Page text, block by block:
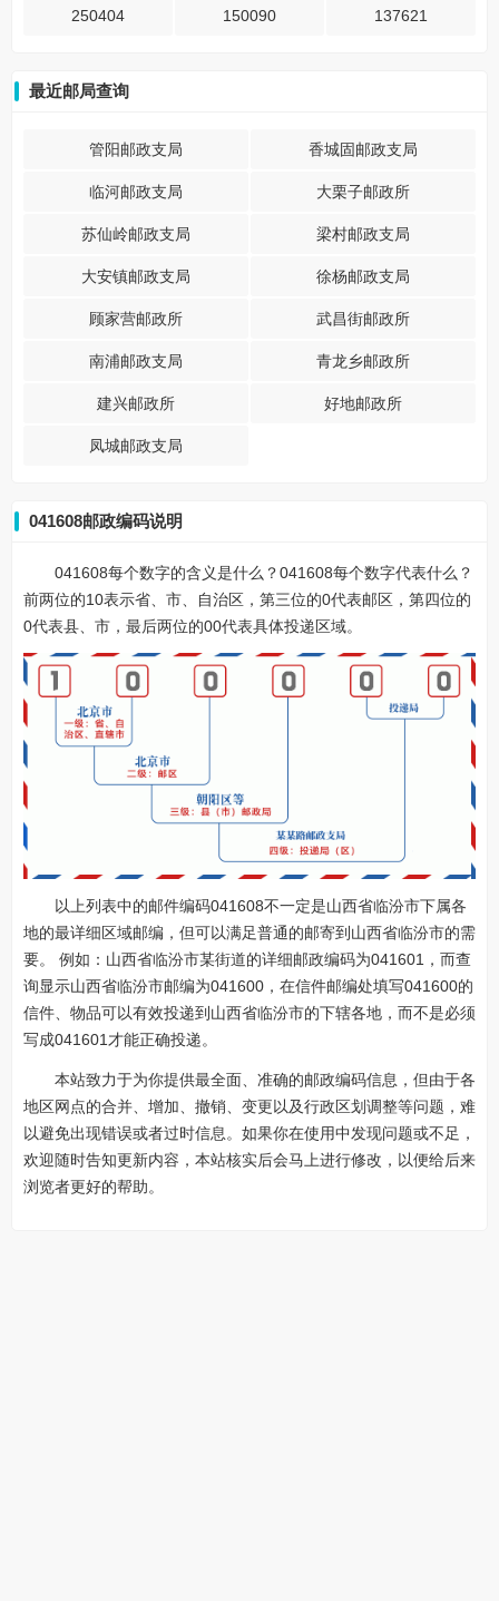
250404 150090 137621
最近邮局查询
管阳邮政支局 香城固邮政支局
临河邮政支局 大栗子邮政所
苏仙岭邮政支局 梁村邮政支局
大安镇邮政支局 徐杨邮政支局
顾家营邮政所 武昌街邮政所
南浦邮政支局 青龙乡邮政所
建兴邮政所 好地邮政所
凤城邮政支局
041608邮政编码说明
041608每个数字的含义是什么？041608每个数字代表什么？
前两位的10表示省、市、自治区，第三位的0代表邮区，第四位的
0代表县、市，最后两位的00代表具体投递区域。
以上列表中的邮件编码041608不一定是山西省临汾市下属各
地的最详细区域邮编，但可以满足普通的邮寄到山西省临汾市的需
要。 例如：山西省临汾市某街道的详细邮政编码为041601，而查
询显示山西省临汾市邮编为041600，在信件邮编处填写041600的
信件、物品可以有效投递到山西省临汾市的下辖各地，而不是必须
写成041601才能正确投递。
本站致力于为你提供最全面、准确的邮政编码信息，但由于各
地区网点的合并、增加、撤销、变更以及行政区划调整等问题，难
以避免出现错误或者过时信息。如果你在使用中发现问题或不足，
欢迎随时告知更新内容，本站核实后会马上进行修改，以便给后来
浏览者更好的帮助。